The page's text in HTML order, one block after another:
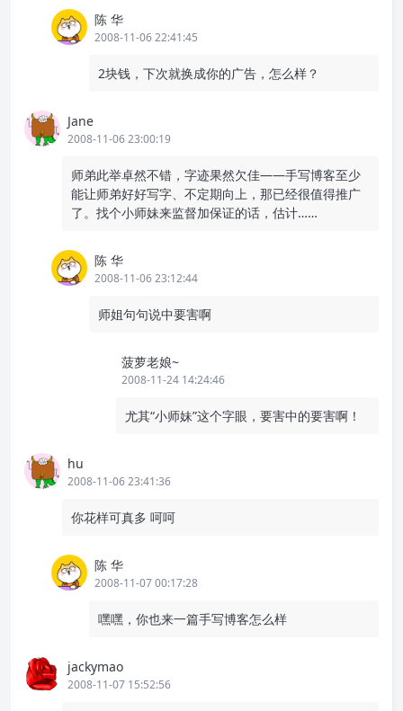
陈 华
2008-11-06 22:41:45
2块钱，下次就换成你的广告，怎么样？
Jane
2008-11-06 23:00:19
师弟此举卓然不错，字迹果然欠佳——手写博客至少
能让师弟好好写字、不定期向上，那已经很值得推广
了。找个小师妹来监督加保证的话，估计……
陈 华
2008-11-06 23:12:44
师姐句句说中要害啊
菠萝老娘~
2008-11-24 14:24:46
尤其“小师妹”这个字眼，要害中的要害啊！
hu
2008-11-06 23:41:36
你花样可真多 呵呵
陈 华
2008-11-07 00:17:28
嘿嘿，你也来一篇手写博客怎么样
jackymao
2008-11-07 15:52:56